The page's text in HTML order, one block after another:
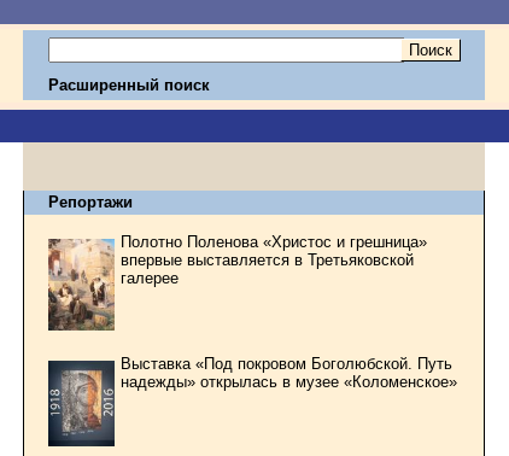
Расширенный поиск
Репортажи
Полотно Поленова «Христос и грешница»
впервые выставляется в Третьяковской
галерее
Выставка «Под покровом Боголюбской. Путь
надежды» открылась в музее «Коломенское»